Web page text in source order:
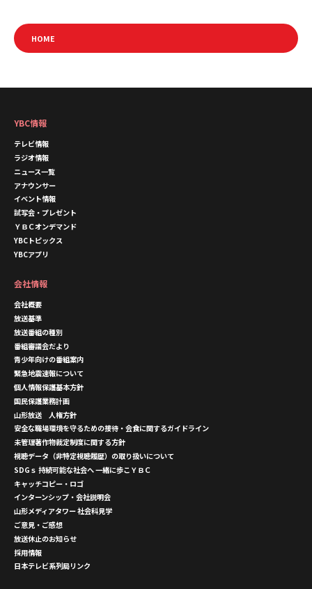
HOME
YBC情報
テレビ情報
ラジオ情報
ニュース一覧
アナウンサー
イベント情報
試写会・プレゼント
ＹＢＣオンデマンド
YBCトピックス
YBCアプリ
会社情報
会社概要
放送基準
放送番組の種別
番組審議会だより
青少年向けの番組案内
緊急地震速報について
個人情報保護基本方針
国民保護業務計画
山形放送 人権方針
安全な職場環境を守るための接待・会食に関するガイドライン
未管理著作物裁定制度に関する方針
視聴データ（非特定視聴履歴）の取り扱いについて
SDGｓ 持続可能な社会へ 一緒に歩こＹＢＣ
キャッチコピー・ロゴ
インターンシップ・会社説明会
山形メディアタワー 社会科見学
ご意見・ご感想
放送休止のお知らせ
採用情報
日本テレビ系列局リンク